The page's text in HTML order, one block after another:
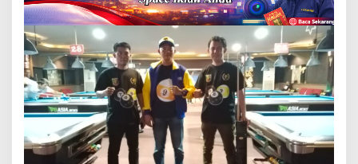
M
l
a
g